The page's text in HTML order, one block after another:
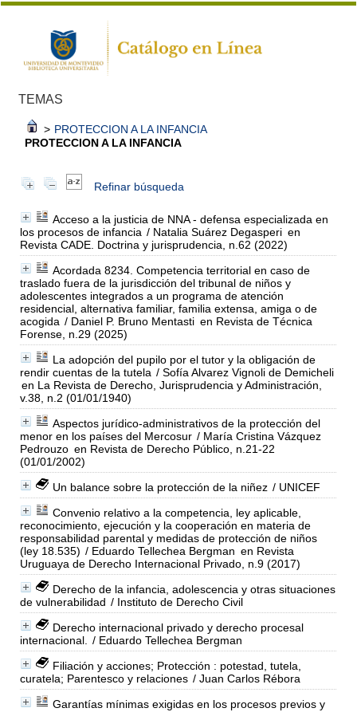
TEMAS
> PROTECCION A LA INFANCIA
PROTECCION A LA INFANCIA
Refinar búsqueda
Acceso a la justicia de NNA - defensa especializada en
los procesos de infancia / Natalia Suárez Degasperi en
Revista CADE. Doctrina y jurisprudencia, n.62 (2022)
Acordada 8234. Competencia territorial en caso de
traslado fuera de la jurisdicción del tribunal de niños y
adolescentes integrados a un programa de atención
residencial, alternativa familiar, familia extensa, amiga o de
acogida / Daniel P. Bruno Mentasti en Revista de Técnica
Forense, n.29 (2025)
La adopción del pupilo por el tutor y la obligación de
rendir cuentas de la tutela / Sofía Alvarez Vignoli de Demicheli
en La Revista de Derecho, Jurisprudencia y Administración,
v.38, n.2 (01/01/1940)
Aspectos jurídico-administrativos de la protección del
menor en los países del Mercosur / María Cristina Vázquez
Pedrouzo en Revista de Derecho Público, n.21-22
(01/01/2002)
Un balance sobre la protección de la niñez / UNICEF
Convenio relativo a la competencia, ley aplicable,
reconocimiento, ejecución y la cooperación en materia de
responsabilidad parental y medidas de protección de niños
(ley 18.535) / Eduardo Tellechea Bergman en Revista
Uruguaya de Derecho Internacional Privado, n.9 (2017)
Derecho de la infancia, adolescencia y otras situaciones
de vulnerabilidad / Instituto de Derecho Civil
Derecho internacional privado y derecho procesal
internacional.
/ Eduardo Tellechea Bergman
Filiación y acciones; Protección : potestad, tutela,
curatela; Parentesco y relaciones / Juan Carlos Rébora
Garantías mínimas exigidas en los procesos previos y